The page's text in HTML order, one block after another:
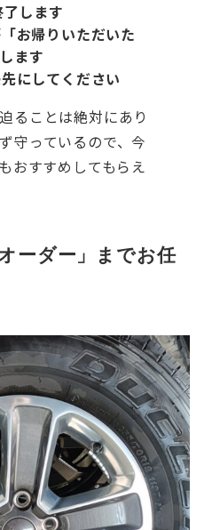
します
お帰りいただいた
ます
にしてください
ることは絶対にあり
守っているので、今
おすすめしてもらえ
ーダー」までお任